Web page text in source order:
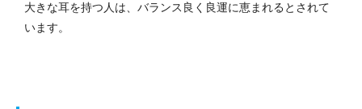
大きな耳を持つ人は、バランス良く良運に恵まれるとされて
います。